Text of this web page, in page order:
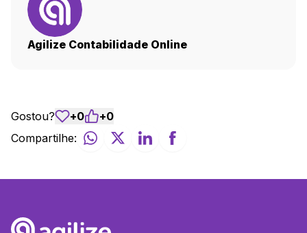
Agilize Contabilidade Online
Gostou? +0 +0
Compartilhe: